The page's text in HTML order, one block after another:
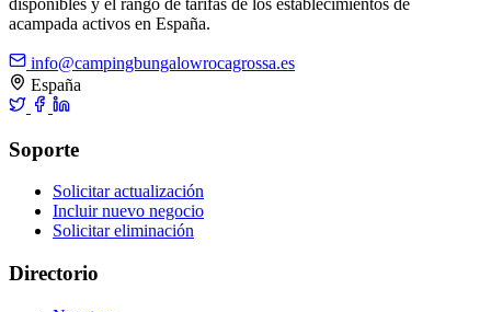
acampada activos en España.
info@campingbungalowrocagrossa.es
España
Soporte
Solicitar actualización
Incluir nuevo negocio
Solicitar eliminación
Directorio